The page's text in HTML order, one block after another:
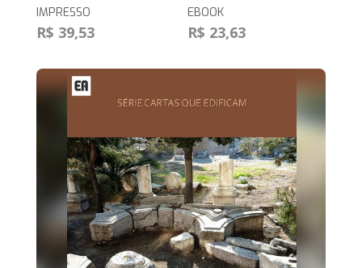
IMPRESSO
R$ 39,53
EBOOK
R$ 23,63